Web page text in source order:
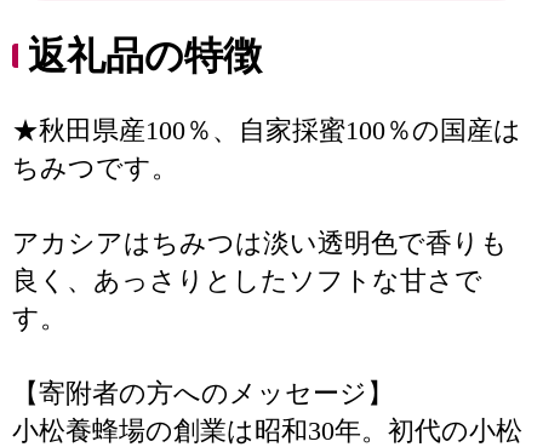
返礼品の特徴
★秋田県産100％、自家採蜜100％の国産は
ちみつです。
アカシアはちみつは淡い透明色で香りも
良く、あっさりとしたソフトな甘さで
す。
【寄附者の方へのメッセージ】
小松養蜂場の創業は昭和30年。初代の小松